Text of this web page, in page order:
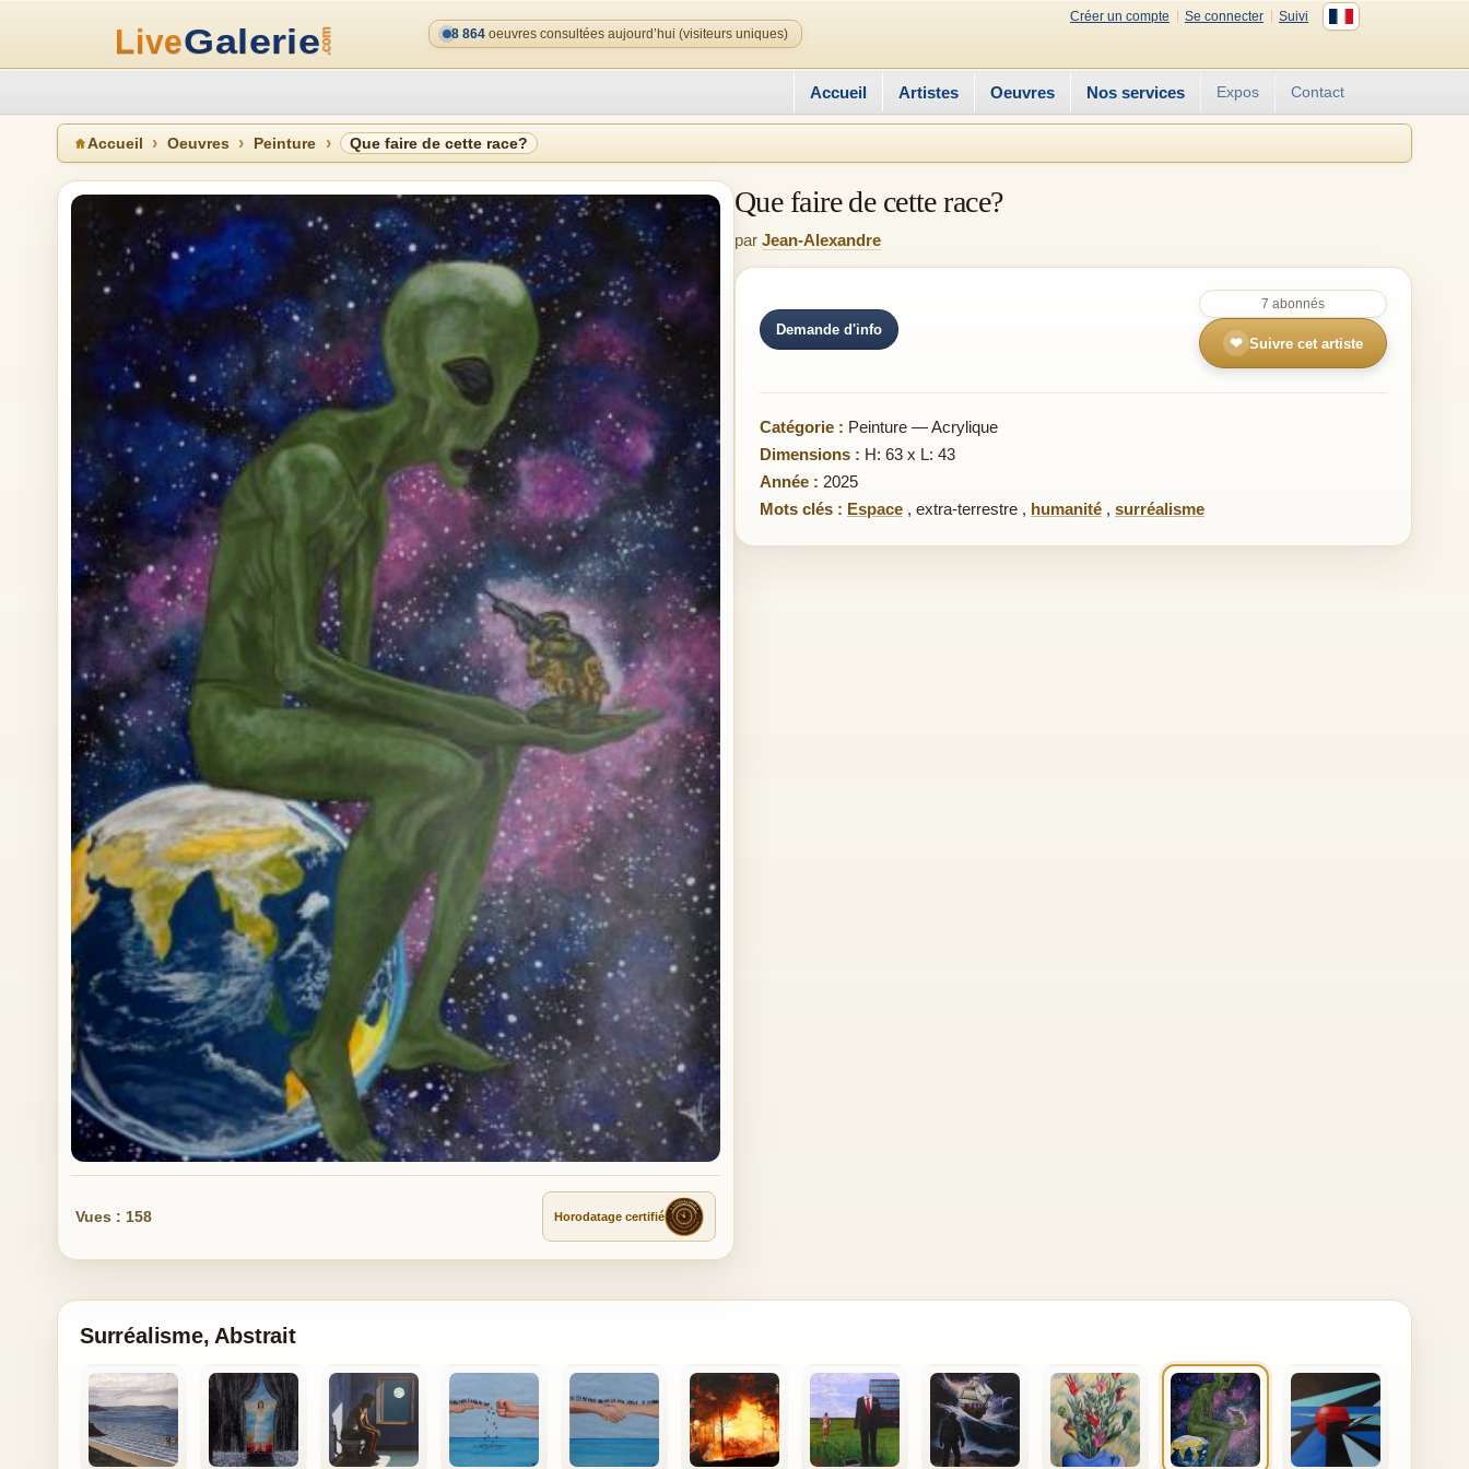
Créer un compte Se connecter
Suivi
8 864 oeuvres consultées aujourd’hui (visiteurs uniques)
Accueil Artistes Oeuvres Nos services Expos Contact
Accueil Oeuvres Peinture Que faire de cette race?
Vues : 158 Horodatage certifié
Que faire de cette race?
par Jean-Alexandre
Demande d'info
7 abonnés
❤ Suivre cet artiste
Catégorie : Peinture — Acrylique
Dimensions : H: 63 x L: 43
Année : 2025
Mots clés : Espace , extra-terrestre , humanité , surréalisme
Surréalisme, Abstrait